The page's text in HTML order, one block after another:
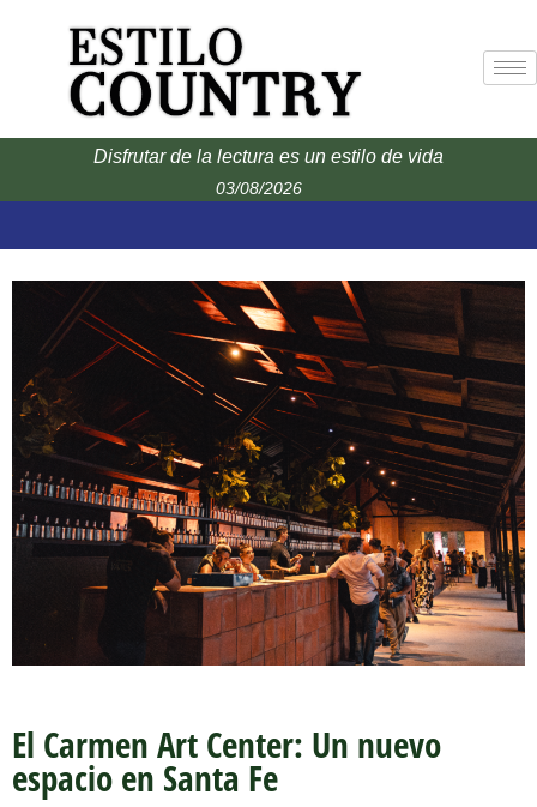
Disfrutar de la lectura es un estilo de vida
03/08/2026
El Carmen Art Center: Un nuevo
espacio en Santa Fe